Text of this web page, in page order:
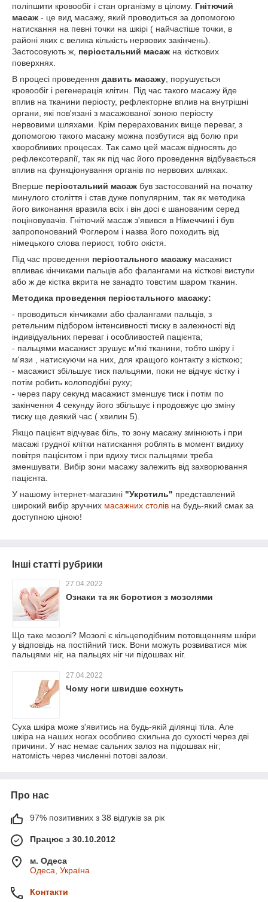
поліпшити кровообіг і стан організму в цілому. Гнітючий
масаж - це вид масажу, який проводиться за допомогою
натискання на певні точки на шкірі ( найчастіше точки, в
районі яких є велика кількість нервових закінчень).
Застосовують ж, періостальний масаж на кісткових
поверхнях.
В процесі проведення давить масажу , порушується
кровообіг і регенерація клітин. Під час такого масажу йде
вплив на тканини періосту, рефлекторне вплив на внутрішні
органи, які пов'язані з масажованої зоною періосту
нервовими шляхами. Крім перерахованих вище переваг, з
допомогою такого масажу можна позбутися від болю при
хворобливих процесах. Так само цей масаж відносять до
рефлексотерапії, так як під час його проведення відбувається
вплив на функціонування органів по нервових шляхах.
Вперше періостальний масаж був застосований на початку
минулого століття і став дуже популярним, так як методика
його виконання вразила всіх і він досі є шанованим серед
поціновувачів. Гнітючий масаж з'явився в Німеччині і був
запропонований Фоглером і назва його походить від
німецького слова периост, тобто окістя.
Під час проведення періостального масажу масажист
впливає кінчиками пальців або фалангами на кісткові виступи
або ж де кістка вкрита не занадто товстим шаром тканин.
Методика проведення періостального масажу:
- проводиться кінчиками або фалангами пальців, з
ретельним підбором інтенсивності тиску в залежності від
індивідуальних переваг і особливостей пацієнта;
- пальцями масажист зрушує м'які тканини, тобто шкіру і
м'язи , натискуючи на них, для кращого контакту з кісткою;
- масажист збільшує тиск пальцями, поки не відчує кістку і
потім робить колоподібні руху;
- через пару секунд масажист зменшує тиск і потім по
закінчення 4 секунду його збільшує і продовжує цю зміну
тиску ще деякий час ( хвилин 5).
Якщо пацієнт відчуває біль, то зону масажу змінюють і при
масажі грудної клітки натискання роблять в момент видиху
повітря пацієнтом і при вдиху тиск пальцями треба
зменшувати. Вибір зони масажу залежить від захворювання
пацієнта.
У нашому інтернет-магазині "Укрстиль" представлений
широкий вибір зручних масажних столів на будь-який смак за
доступною ціною!
Інші статті рубрики
27.04.2022
Ознаки та як боротися з мозолями
Що таке мозолі? Мозолі є кільцеподібним потовщенням шкіри
у відповідь на постійний тиск. Вони можуть розвиватися між
пальцями ніг, на пальцях ніг чи підошвах ніг.
27.04.2022
Чому ноги швидше сохнуть
Суха шкіра може з'явитись на будь-якій ділянці тіла. Але
шкіра на наших ногах особливо схильна до сухості через дві
причини. У нас немає сальних залоз на підошвах ніг;
натомість через численні потові залози.
Про нас
97% позитивних з 38 відгуків за рік
Працює з 30.10.2012
м. Одеса
Одеса, Україна
Контакти